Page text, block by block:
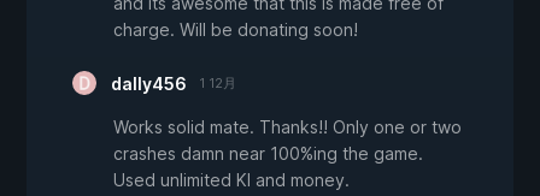
charge. Will be donating soon!
dally456 1 12月
Works solid mate. Thanks!! Only one or two
crashes damn near 100%ing the game.
Used unlimited KI and money.